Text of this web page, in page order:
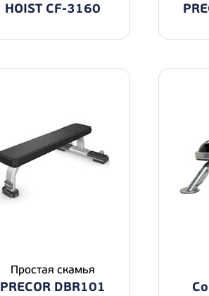
HOIST CF-3160
Простая скамья
PRECOR DBR101